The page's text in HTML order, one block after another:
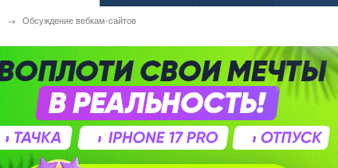
→ Обсуждение вебкам-сайтов